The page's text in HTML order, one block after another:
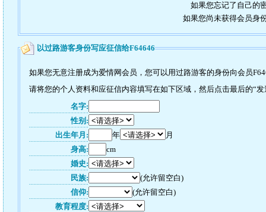
如果您忘记了自己的
如果您尚未获得会员身
以过路游客身份写应征信给F64646
如果您无意注册成为爱情网会员，您可以用过路游客的身份向会员
请将您的个人资料和应征信内容填写在如下区域，然后点击最后的“
名字:
性别:
出生年月:
年
月
身高:
cm
婚史:
民族:
(允许留空白)
信仰:
(允许留空白)
教育程度: